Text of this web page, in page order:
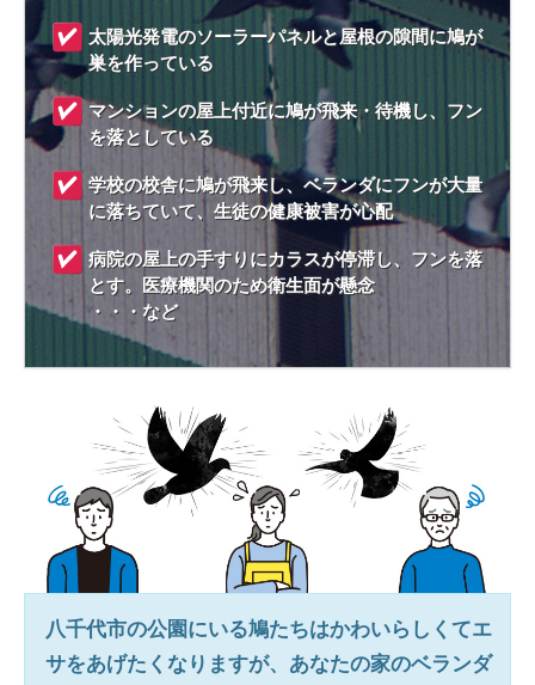
太陽光発電のソーラーパネルと屋根の隙間に鳩が
巣を作っている
マンションの屋上付近に鳩が飛来・待機し、フン
を落としている
学校の校舎に鳩が飛来し、ベランダにフンが大量
に落ちていて、生徒の健康被害が心配
病院の屋上の手すりにカラスが停滞し、フンを落
とす。医療機関のため衛生面が懸念
・・・など
八千代市の公園にいる鳩たちはかわいらしくてエ
サをあげたくなりますが、あなたの家のベランダ